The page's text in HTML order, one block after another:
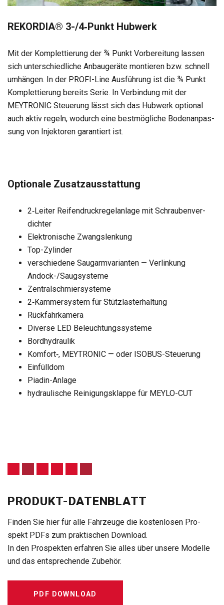
REKORDIA® 3-/4‑­Punkt Hub­werk
Mit der Kom­plet­tie­rung der ¾ Punkt Vor­be­rei­tung las­sen
sich unter­schied­li­che Anbau­ge­räte mon­tie­ren bzw. schnell
umhän­gen. In der PROFI-Line Aus­füh­rung ist die ¾ Punkt
Kom­plet­tie­rung bereits Serie. In Ver­bin­dung mit der
MEYTRONIC Steue­rung lässt sich das Hub­werk optio­nal
auch aktiv regeln, wodurch eine best­mög­li­che Boden­an­pas­
sung von Injek­to­ren garan­tiert ist.
Optio­nale Zusatz­aus­stat­tung
2‑Leiter Rei­fen­druck­re­gel­an­lage mit Schrau­ben­ver­
dich­ter
Elek­tro­ni­sche Zwangs­len­kung
Top-Zylin­der
ver­schie­dene Saug­arm­va­ri­an­ten — Ver­lin­kung
Andock-/Saug­sys­teme
Zen­tral­schmier­sys­teme
2‑Kammersystem für Stütz­las­ter­hal­tung
Rück­fahr­ka­mera
Diverse LED Beleuch­tungs­sys­teme
Bord­hy­drau­lik
Komfort‑, MEYTRONIC — oder ISO­BUS-Steue­rung
Ein­füll­dom
Pia­din-Anlage
hydrau­li­sche Rei­ni­gungs­klappe für MEYLO-CUT
PRODUKT-DATENBLATT
Fin­den Sie hier für alle Fahr­zeuge die kos­ten­lo­sen Pro­
spekt PDFs zum prak­ti­schen Down­load.
In den Pro­spek­ten erfah­ren Sie alles über unsere Modelle
und das ent­spre­chende Zube­hör.
PDF DOWNLOAD